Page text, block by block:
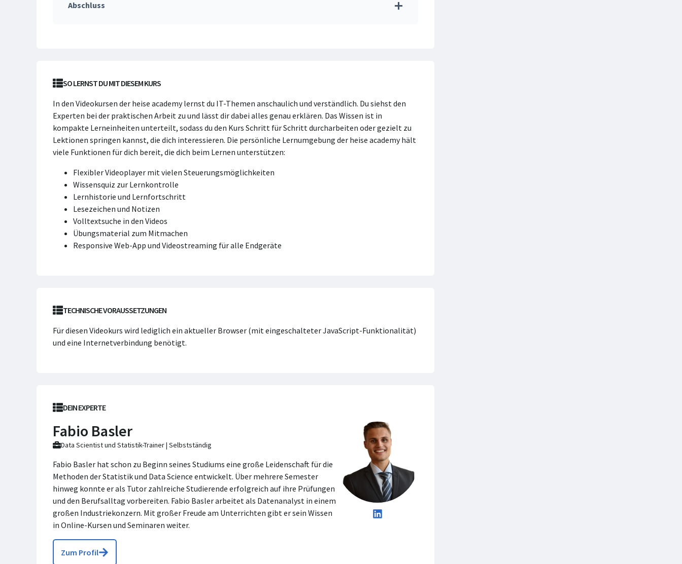
Abschluss
SO LERNST DU MIT DIESEM KURS
In den Videokursen der heise academy lernst du IT-Themen anschaulich und verständlich. Du siehst den
Experten bei der praktischen Arbeit zu und lässt dir dabei alles genau erklären. Das Wissen ist in
kompakte Lerneinheiten unterteilt, sodass du den Kurs Schritt für Schritt durcharbeiten oder gezielt zu
Lektionen springen kannst, die dich interessieren. Die persönliche Lernumgebung der heise academy hält
viele Funktionen für dich bereit, die dich beim Lernen unterstützen:
Flexibler Videoplayer mit vielen Steuerungsmöglichkeiten
Wissensquiz zur Lernkontrolle
Lernhistorie und Lernfortschritt
Lesezeichen und Notizen
Volltextsuche in den Videos
Übungsmaterial zum Mitmachen
Responsive Web-App und Videostreaming für alle Endgeräte
TECHNISCHE VORAUSSETZUNGEN
Für diesen Videokurs wird lediglich ein aktueller Browser (mit eingeschalteter JavaScript-Funktionalität)
und eine Internetverbindung benötigt.
DEIN EXPERTE
Fabio Basler
Data Scientist und Statistik-Trainer | Selbstständig
Fabio Basler hat schon zu Beginn seines Studiums eine große Leidenschaft für die
Methoden der Statistik und Data Science entwickelt. Über mehrere Semester
hinweg konnte er als Tutor zahlreiche Studierende erfolgreich auf ihre Prüfungen
und den Berufsalltag vorbereiten. Fabio Basler arbeitet als Datenanalyst in einem
großen Industriekonzern. Mit großer Freude am Unterrichten gibt er sein Wissen
in Online-Kursen und Seminaren weiter.
Zum Profil